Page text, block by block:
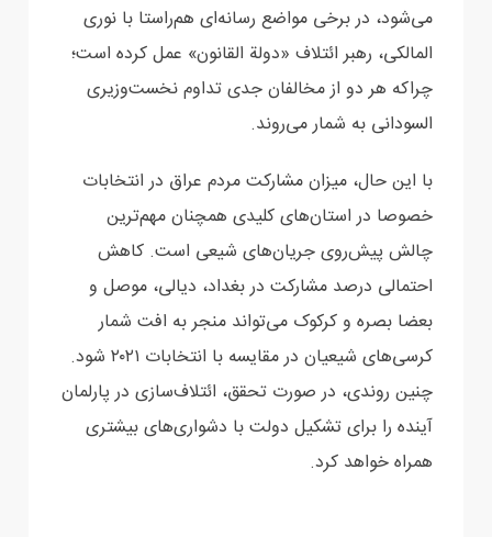
می‌شود، در برخی مواضع رسانه‌ای هم‌راستا با نوری
‏المالکی، رهبر ائتلاف «دولة القانون» عمل کرده است؛
چراکه هر دو از مخالفان جدی تداوم نخست‌وزیری
‏السودانی به شمار می‌روند.‏
با این حال، میزان مشارکت مردم عراق در انتخابات
خصوصا در استان‌های کلیدی همچنان مهم‌ترین
چالش ‏پیش‌روی جریان‌های شیعی است. کاهش
احتمالی درصد مشارکت در بغداد، دیالی، موصل و
بعضا بصره و ‏کرکوک می‌تواند منجر به افت شمار
کرسی‌های شیعیان در مقایسه با انتخابات ۲۰۲۱ شود.
چنین روندی، در ‏صورت تحقق، ائتلاف‌سازی در پارلمان
آینده را برای تشکیل دولت با دشواری‌های بیشتری
همراه خواهد کرد.‏